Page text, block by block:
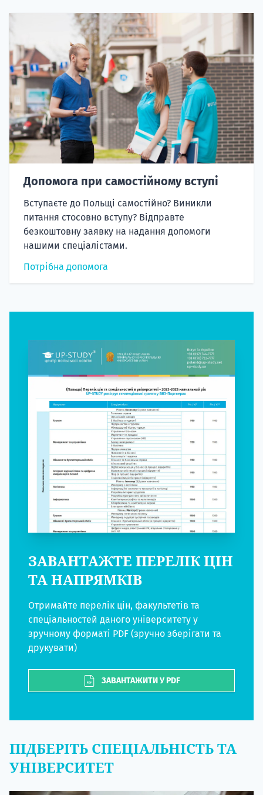
Допомога при самостійному вступі
Вступаєте до Польщі самостійно? Виникли
питання стосовно вступу? Відправте
безкоштовну заявку на надання допомоги
нашими спеціалістами.
Потрібна допомога
ЗАВАНТАЖТЕ ПЕРЕЛІК ЦІН
ТА НАПРЯМКІВ
Отримайте перелік цін, факультетів та
спеціальностей даного університету у
зручному форматі PDF (зручно зберігати та
друкувати)
ЗАВАНТАЖИТИ У PDF
ПІДБЕРІТЬ СПЕЦІАЛЬНІСТЬ ТА
УНІВЕРСИТЕТ